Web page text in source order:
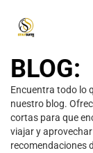
BLOG:
Encuentra todo lo
nuestro blog.
cortas para que
viajar y
recomendaciones